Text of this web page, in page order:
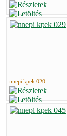
nnepi kpek 029